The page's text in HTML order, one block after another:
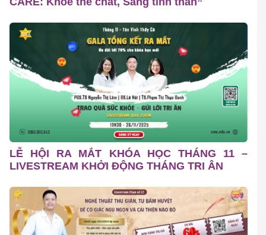
LỄ HỘI RA MẮT KHÓA HỌC THÁNG 11 –
LIVESTREAM KHỞI ĐỘNG THÁNG TRI ÂN